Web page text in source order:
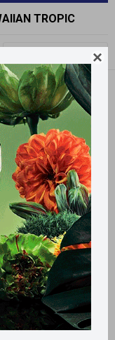

TROPIC
Tropic